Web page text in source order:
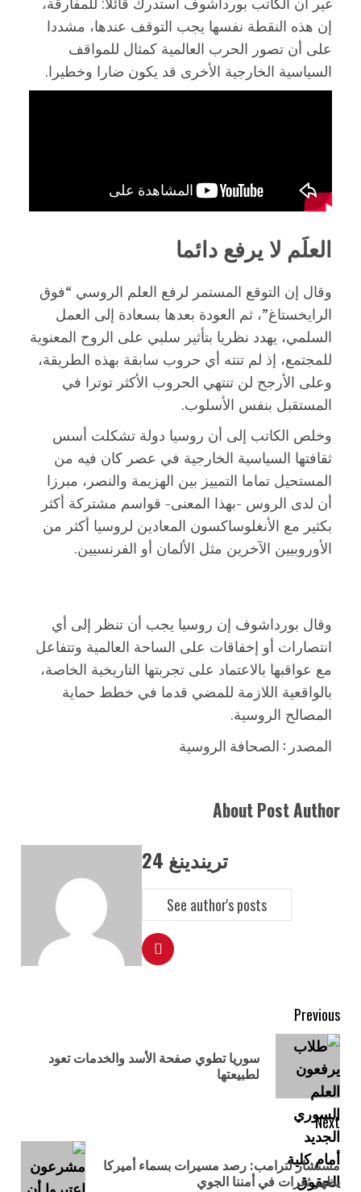
إن هذه النقطة نفسها يجب التوقف عندها، مشددا
على أن تصور الحرب العالمية كمثال للمواقف
السياسية الخارجية الأخرى قد يكون ضارا وخطيرا.
العلَم لا يرفع دائما
وقال إن التوقع المستمر لرفع العلم الروسي “فوق
الرايخستاغ”، ثم العودة بعدها بسعادة إلى العمل
السلمي، يهدد نظريا بتأثير سلبي على الروح المعنوية
للمجتمع، إذ لم تنته أي حروب سابقة بهذه الطريقة،
وعلى الأرجح لن تنتهي الحروب الأكثر توترا في
المستقبل بنفس الأسلوب.
وخلص الكاتب إلى أن روسيا دولة تشكلت أسس
ثقافتها السياسية الخارجية في عصر كان فيه من
المستحيل تماما التمييز بين الهزيمة والنصر، مبرزا
أن لدى الروس -بهذا المعنى- قواسم مشتركة أكثر
بكثير مع الأنغلوساكسون المعادين لروسيا أكثر من
الأوروبيين الآخرين مثل الألمان أو الفرنسيين.
وقال بورداشوف إن روسيا يجب أن تنظر إلى أي
انتصارات أو إخفاقات على الساحة العالمية وتتفاعل
مع عواقبها بالاعتماد على تجربتها التاريخية الخاصة،
بالواقعية اللازمة للمضي قدما في خطط حماية
المصالح الروسية.
المصدر : الصحافة الروسية
About Post Author
تريندينغ 24
See author's posts
Previous
سوريا تطوي صفحة الأسد والخدمات تعود
لطبيعتها
Next
مستشار لترامب: رصد مسيرات بسماء أميركا
يظهر ثغرات في أمننا الجوي